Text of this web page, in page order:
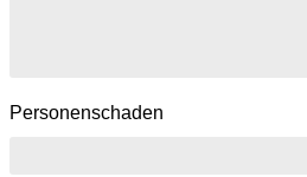
Personenschaden